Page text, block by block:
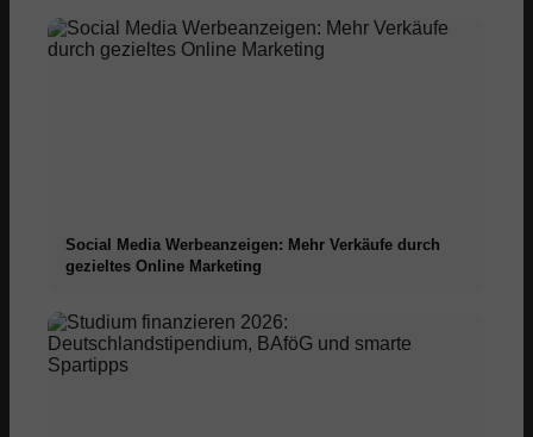
Social Media Werbeanzeigen: Mehr Verkäufe durch
gezieltes Online Marketing